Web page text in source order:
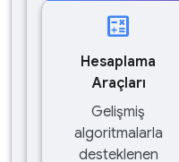
calculate
Hesaplama
Araçları
Gelişmiş
algoritmalarla
desteklenen